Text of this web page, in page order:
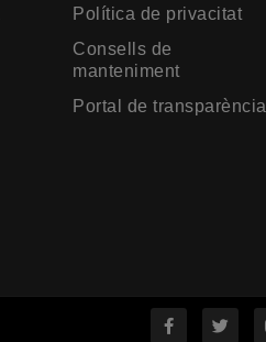
Política de privacitat
Consells de
manteniment
Portal de transparència